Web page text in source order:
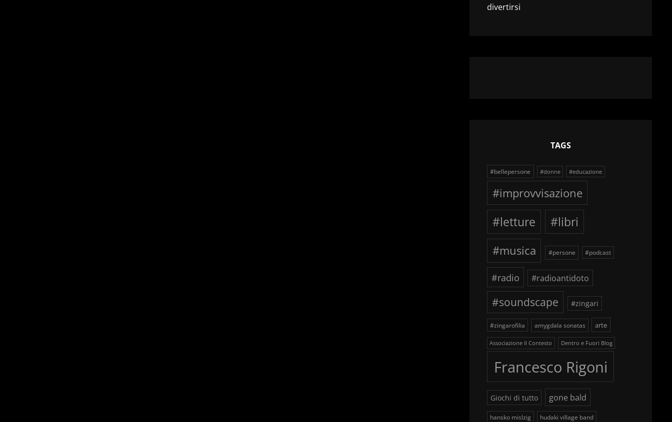
divertirsi
TAGS
#bellepersone #donne #educazione
#improvvisazione
#letture
#libri
#musica
#persone #podcast
#radio #radioantidoto
#soundscape #zingari
#zingarofilia amygdala sonatas arte
Associazione Il Contesto Dentro e Fuori Blog
Francesco Rigoni
Giochi di tutto gone bald
hansko mislzig hudaki village band